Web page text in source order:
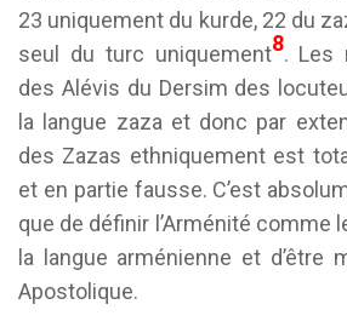
23 uniquement du kurde, 22 du
seul du turc uniquement8. Les
des Alévis du Dersim des
la langue zaza et donc par
des Zazas ethniquement est
et en partie fausse. C’est
que de définir l’Arménité comme
la langue arménienne et d’être
Apostolique.